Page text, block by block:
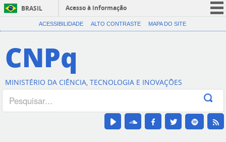
BRASIL
Acesso à informação
CORONAVÍRUS (COVID-19)
Canais
ACESSIBILIDADE ALTO CONTRASTE MAPA DO SITE
CNPq
MINISTÉRIO DA CIÊNCIA, TECNOLOGIA E INOVAÇÕES